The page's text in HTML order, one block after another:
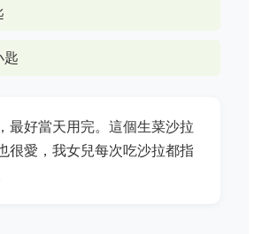
匙
最好當天用完。這個生菜沙拉
很愛，我女兒每次吃沙拉都指